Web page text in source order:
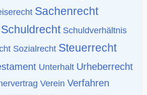
Sachenrecht
Schuldrecht Schuldverhältnis
Sozialrecht Steuerrecht
Unterhalt Urheberrecht
Verein Verfahren